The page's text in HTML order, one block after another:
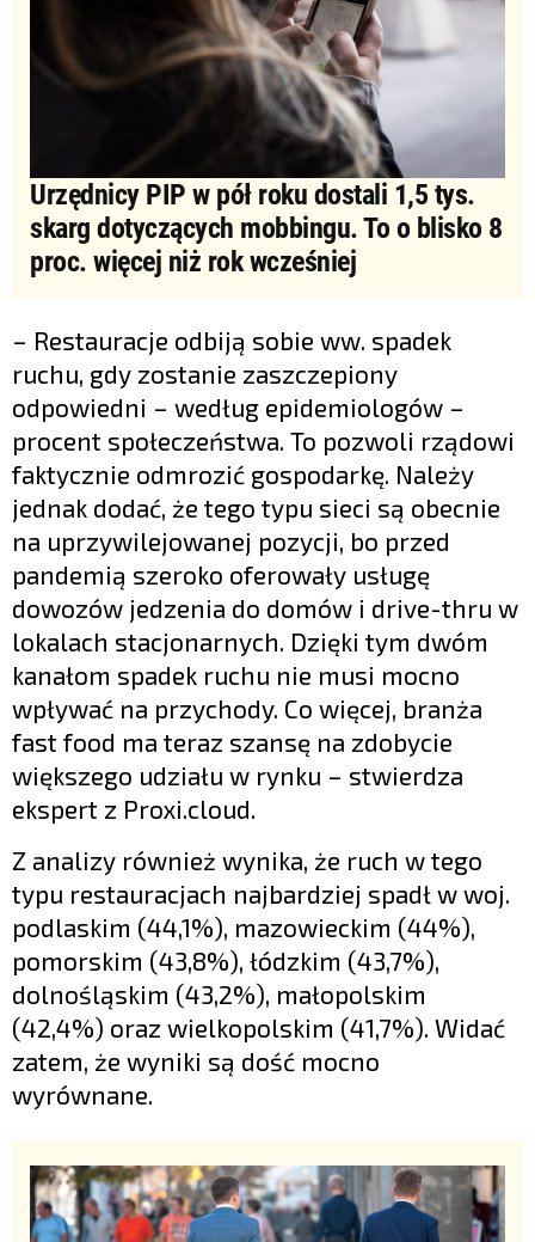
Urzędnicy PIP w pół roku dostali 1,5 tys.
skarg dotyczących mobbingu. To o blisko 8
proc. więcej niż rok wcześniej
– Restauracje odbiją sobie ww. spadek
ruchu, gdy zostanie zaszczepiony
odpowiedni – według epidemiologów –
procent społeczeństwa. To pozwoli rządowi
faktycznie odmrozić gospodarkę. Należy
jednak dodać, że tego typu sieci są obecnie
na uprzywilejowanej pozycji, bo przed
pandemią szeroko oferowały usługę
dowozów jedzenia do domów i drive-thru w
lokalach stacjonarnych. Dzięki tym dwóm
kanałom spadek ruchu nie musi mocno
wpływać na przychody. Co więcej, branża
fast food ma teraz szansę na zdobycie
większego udziału w rynku – stwierdza
ekspert z Proxi.cloud.
Z analizy również wynika, że ruch w tego
typu restauracjach najbardziej spadł w woj.
podlaskim (44,1%), mazowieckim (44%),
pomorskim (43,8%), łódzkim (43,7%),
dolnośląskim (43,2%), małopolskim
(42,4%) oraz wielkopolskim (41,7%). Widać
zatem, że wyniki są dość mocno
wyrównane.